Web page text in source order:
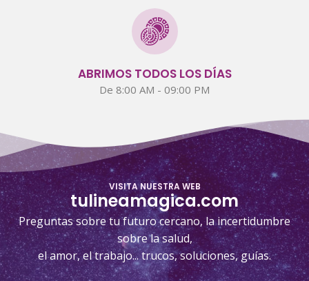
ABRIMOS TODOS LOS DÍAS
De 8:00 AM - 09:00 PM
VISITA NUESTRA WEB
tulineamagica.com
Preguntas sobre tu futuro cercano, la incertidumbre
sobre la salud,
el amor, el trabajo... trucos, soluciones, guías.